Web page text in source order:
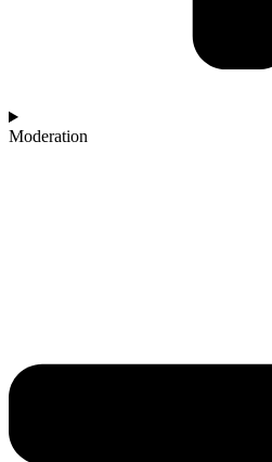
Moderation